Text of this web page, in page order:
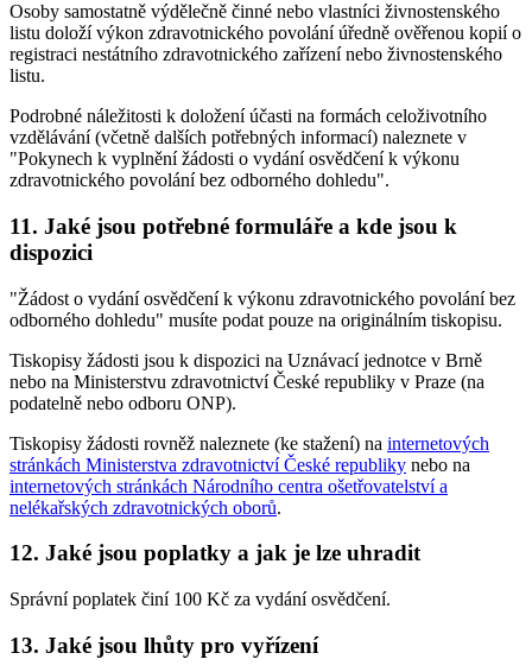
Osoby samostatně výdělečně činné nebo vlastníci živnostenského
listu doloží výkon zdravotnického povolání úředně ověřenou kopií o
registraci nestátního zdravotnického zařízení nebo živnostenského
listu.
Podrobné náležitosti k doložení účasti na formách celoživotního
vzdělávání (včetně dalších potřebných informací) naleznete v
"Pokynech k vyplnění žádosti o vydání osvědčení k výkonu
zdravotnického povolání bez odborného dohledu".
11. Jaké jsou potřebné formuláře a kde jsou k
dispozici
"Žádost o vydání osvědčení k výkonu zdravotnického povolání bez
odborného dohledu" musíte podat pouze na originálním tiskopisu.
Tiskopisy žádosti jsou k dispozici na Uznávací jednotce v Brně
nebo na Ministerstvu zdravotnictví České republiky v Praze (na
podatelně nebo odboru ONP).
Tiskopisy žádosti rovněž naleznete (ke stažení) na internetových
stránkách Ministerstva zdravotnictví České republiky nebo na
internetových stránkách Národního centra ošetřovatelství a
nelékařských zdravotnických oborů.
12. Jaké jsou poplatky a jak je lze uhradit
Správní poplatek činí 100 Kč za vydání osvědčení.
13. Jaké jsou lhůty pro vyřízení